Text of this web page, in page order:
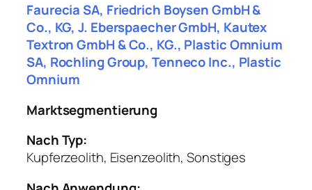
Faurecia SA, Friedrich Boysen GmbH &
Co., KG, J. Eberspaecher GmbH, Kautex
Textron GmbH & Co., KG., Plastic Omnium
SA, Rochling Group, Tenneco Inc., Plastic
Omnium
Marktsegmentierung
Nach Typ:
Kupferzeolith, Eisenzeolith, Sonstiges